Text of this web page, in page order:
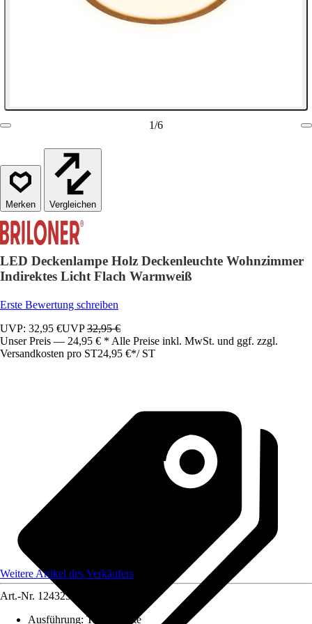
1/6
Vergleichen
LED Deckenlampe Holz Deckenleuchte Wohnzimmer
Indirektes Licht Flach Warmweiß
Erste Bewertung schreiben
UVP: 32,95 €UVP32,95 €
Unser Preis — 24,95 € * Alle Preise inkl. MwSt. und ggf. zzgl.
Versandkosten pro ST24,95 €*/ ST
Weitere Artikel des Verkäufers
Art.-Nr. 12432501
Ausführung:Tischleuchte